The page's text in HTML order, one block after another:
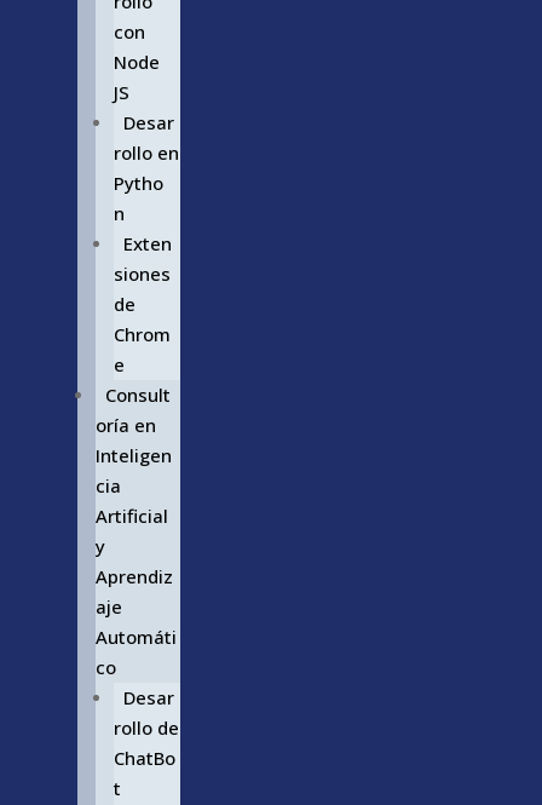
con
Node
JS
Desar
rollo en
Pytho
n
Exten
siones
de
Chrom
e
Consult
oría en
Inteligen
cia
Artificial
y
Aprendiz
aje
Automáti
co
Desar
rollo de
ChatBo
t